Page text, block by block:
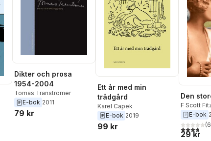
Dikter och prosa
1954-2004
Tomas Tranströmer
E-bok 2011
79 kr
Ett år med min
trädgård
Karel Capek
E-bok 2019
99 kr
Den
F Scott
E-bok
3,8utav 5(6
29 kr